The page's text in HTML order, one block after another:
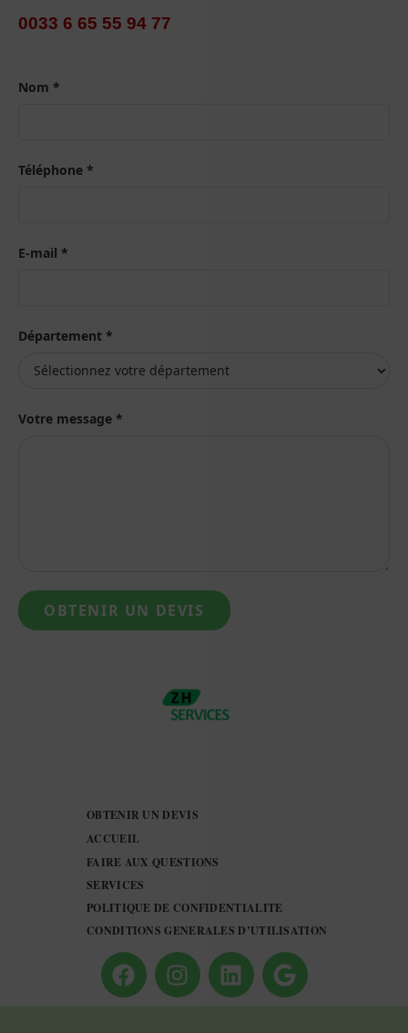
0033 6 65 55 94 77
Nom *
Téléphone *
E-mail *
Département *
Votre message *
OBTENIR UN DEVIS
OBTENIR UN DEVIS
ACCUEIL
FAIRE AUX QUESTIONS
SERVICES
POLITIQUE DE CONFIDENTIALITE
CONDITIONS GENERALES D’UTILISATION